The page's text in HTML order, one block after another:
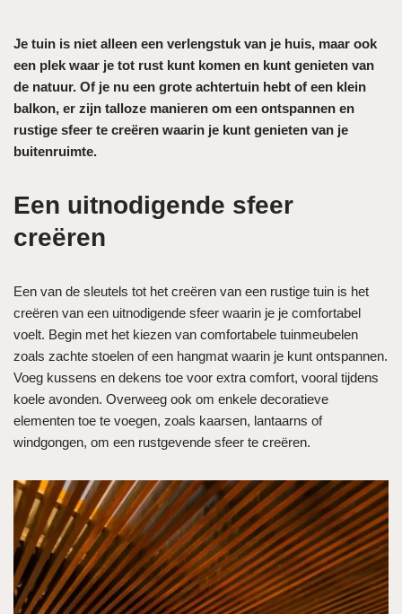
Je tuin is niet alleen een verlengstuk van je huis, maar ook
een plek waar je tot rust kunt komen en kunt genieten van
de natuur. Of je nu een grote achtertuin hebt of een klein
balkon, er zijn talloze manieren om een ontspannen en
rustige sfeer te creëren waarin je kunt genieten van je
buitenruimte.
Een uitnodigende sfeer
creëren
Een van de sleutels tot het creëren van een rustige tuin is het
creëren van een uitnodigende sfeer waarin je je comfortabel
voelt. Begin met het kiezen van comfortabele tuinmeubelen
zoals zachte stoelen of een hangmat waarin je kunt ontspannen.
Voeg kussens en dekens toe voor extra comfort, vooral tijdens
koele avonden. Overweeg ook om enkele decoratieve
elementen toe te voegen, zoals kaarsen, lantaarns of
windgongen, om een rustgevende sfeer te creëren.